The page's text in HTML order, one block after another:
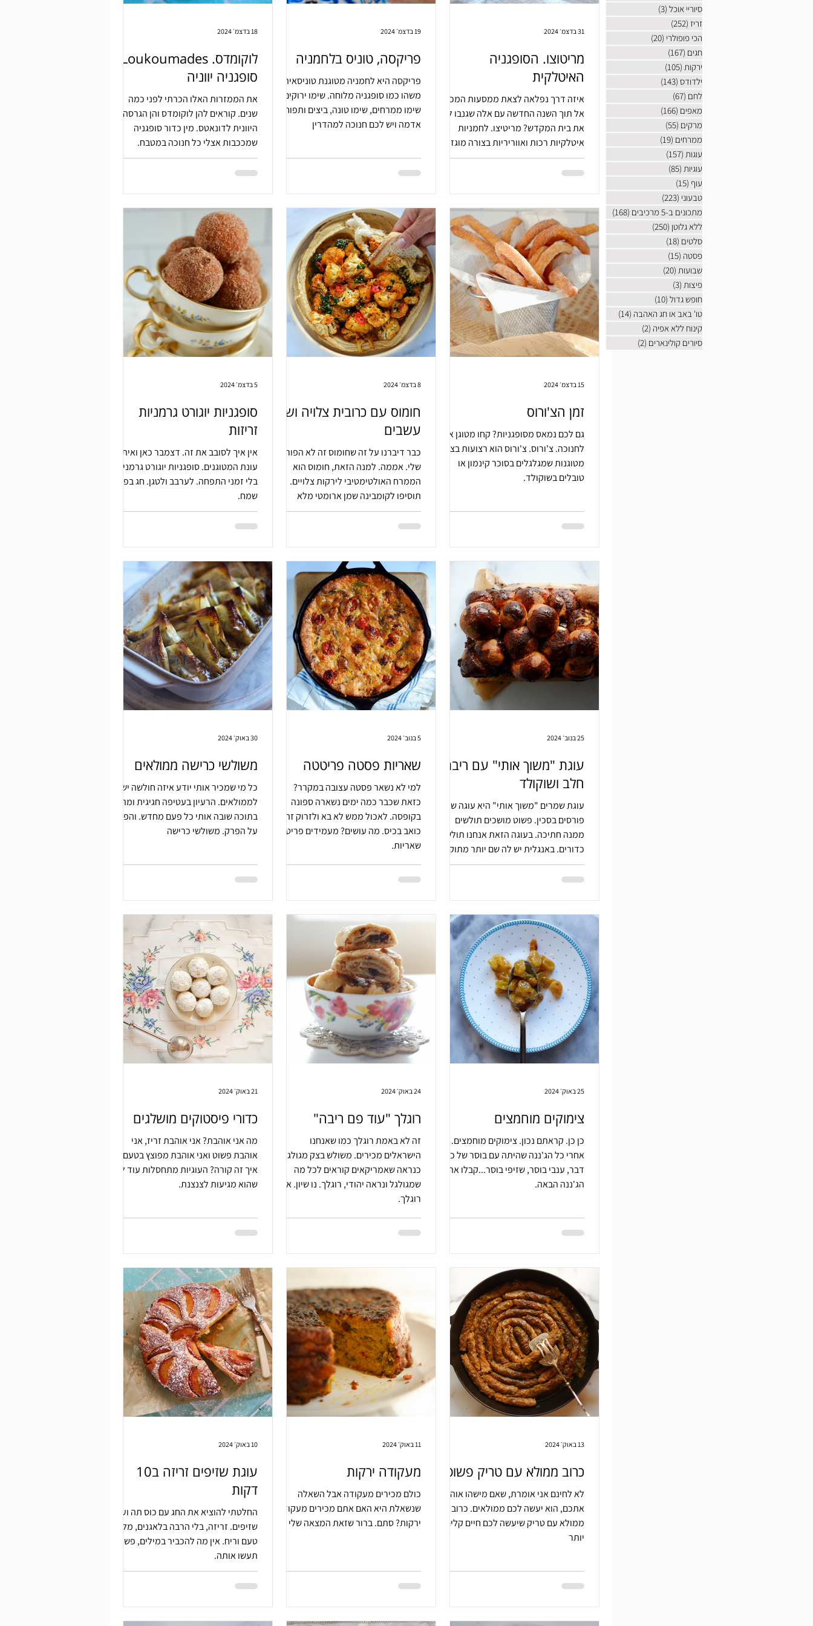
מריטוצו. הסופגניה
האיטלקית
איזה דרך נפלאה לצאת ממסעות המכבים
אל תוך השנה החדשה עם אלה שגנבו לנו
את בית המקדש? מריטיצו. לחמניות
איטלקיות רכות ואווריריות בצורה מוגזמת
עם
31 בדצמ׳ 2024
פריקסה, טוניס בלחמניה
פריקסה היא לחמניה מטוגנת טוניסאית.
משהו כמו סופגניה מלוחה. שימו ירוקים,
שימו ממרחים, שימו טונה, ביצים ותפוחי
אדמה ויש לכם חנוכה למהדרין
19 בדצמ׳ 2024
לוקומדס. Loukoumades
סופגניה יווניה
את הממזרות האלו הכרתי לפני כמה
שנים. קוראים להן לוקומדס והן הגרסה
היוונית לדונאטס. מין כדור סופגניה
שמככבות אצלי כל חנוכה במטבח.
18 בדצמ׳ 2024
זמן הצ'ורוס
גם לכם נמאס מסופגניות? קחו מטוגן אחר
לחנוכה. צ'ורוס. צ'ורוס הוא רצועות בצק
מטוגנות שמגלגלים בסוכר קינמון או
טובלים בשוקולד.
15 בדצמ׳ 2024
חומוס עם כרובית צלויה ושמן
עשבים
כבר דיברנו על זה שחומוס זה לא הפורטה
שלי. אממה. למנה הזאת, חומוס הוא
הממרח האולטימטיבי לירקות צלויים.
תוסיפו לקומבינה שמן ארומטי מלא
בעשבים
8 בדצמ׳ 2024
סופגניות יוגורט גרמניות
זריזות
אין איך לסובב את זה. דצמבר כאן ואיתו
עונת המטוגנים. סופגניות יוגורט גרמניות
בלי זמני התפחה. לערבב ולטגן. חג בפתח
שמח.
5 בדצמ׳ 2024
עוגת "משוך אותי" עם ריבת
חלב ושוקולד
עוגת שמרים "משוך אותי" היא עוגה שלא
פורסים בסכין. פשוט מושכים תולשים
ממנה חתיכה. בעוגה הזאת אנחנו תולשים
כדורים. באנגלית יש לה שם יותר מתוק.
25 בנוב׳ 2024
שאריות פסטה פריטטה
למי לא נשאר פסטה עצובה במקרר?
כזאת שכבר כמה ימים נשארה ספונה
בקופסה. לאכול ממש לא בא ולזרוק זה
כואב בכיס. מה עושים? מעמידים פריטטה
שאריות.
5 בנוב׳ 2024
משולשי כרישה ממולאים
כל מי שמכיר אותי יודע איזה חולשה יש לי
לממולאים. הרעיון בעטיפה חגיגית ומתנה
בתוכה שובה אותי כל פעם מחדש. והפעם
על הפרק. משולשי כרישה
30 באוק׳ 2024
צימוקים מוחמצים
כן כן. קראתם נכון. צימוקים מוחמצים.
אחרי כל הג'ננה שהיתה עם בוסר של כל
דבר, ענבי בוסר, שזיפי בוסר...קבלו את
הג'ננה הבאה.
25 באוק׳ 2024
רוגלך "עוד פם ריבה"
זה לא באמת רוגלך כמו שאנחנו
הישראלים מכירים. משולש בצק מגולגל.
כנראה שאמריקאים קוראים לכל מה
שמגולגל ונראה יהודי, רוגלך. נו שיון. אז
רוגלך.
24 באוק׳ 2024
כדורי פיסטוקים מושלגים
מה אני אוהבת? אני אוהבת זריז, אני
אוהבת פשוט ואני אוהבת מפוצץ בטעם.
איך זה קורה? העוגיות מתחסלות עוד לפני
שהוא מגיעות לצנצנת.
21 באוק׳ 2024
כרוב ממולא עם טריק פשוט
לא לחינם אני אומרת, שאם מישהו אוהב
אתכם, הוא יעשה לכם ממולאים. כרוב
ממולא עם טריק שיעשה לכם חיים קלים
יותר
13 באוק׳ 2024
מעקודה ירקות
כולם מכירים מעקודה אבל השאלה
שנשאלת היא האם אתם מכירים מעקודה
ירקות? סתם. ברור שזאת המצאה שלי
11 באוק׳ 2024
עוגת שזיפים זריזה ב10
דקות
החלטתי להוציא את החג עם כוס תה ועוגת
שזיפים. זריזה, בלי הרבה בלאגנים, מלאת
טעם וריח. אין מה להכביר במילים, פשוט.
תעשו אותה.
10 באוק׳ 2024
סיוריי אוכל (3)
זריז (252)
הכי פופולרי (20)
חגים (167)
ירקות (105)
ילדודס (143)
לחם (67)
מאפים (166)
מרקים (55)
ממרחים (19)
עוגות (157)
עוגיות (85)
עוף (15)
טבעוני (223)
מתכונים ב-5 מרכיבים
(168)
ללא גלוטן (250)
סלטים (18)
פסטה (15)
שבועות (20)
פיצות (3)
חופש גדול (10)
טו' באב או חג האהבה (14)
קינוח ללא אפיה (2)
סיורים קולינארים (2)